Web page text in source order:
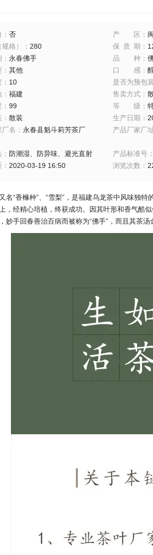
： 否 产区 ：
格）
： 280 保质期 ：
： 永春佛手 品种 ：
： 其他 口感：
： 10 是否为预包
： 福建 售卖方式：
： 99 等级 ：
： 散装 生产日期 ：
厂名 ： 永春县魁斗莉芳茶厂 产品厂家厂
： 防潮湿、防异味、避光直射 产品标准号：
： 2020-03-19 16:50 浏览次数 ：
名“香橼种”、“雪梨”，是福建乌龙茶中风味独
，经精心培植，终获成功。因其叶形和香气酷
妙手回春善治百病而被称为“佛手”，而且其茶汤